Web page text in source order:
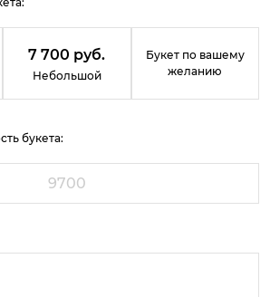
7 700 руб.
Небольшой
Букет по вашему
желанию
букета: